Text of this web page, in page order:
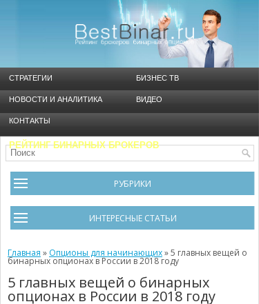
СТРАТЕГИИ БИЗНЕС ТВ
НОВОСТИ И АНАЛИТИКА ВИДЕО
КОНТАКТЫ
РЕЙТИНГ БИНАРНЫХ БРОКЕРОВ
РУБРИКИ
Брокеры
Видео
Инструменты
Общая информация
ИНТЕРЕСНЫЕ СТАТЬИ
Черный список брокеров
Ошибки в бинарном трейдинге
Главная » Опционы для начинающих»5 главных вещей о
бинарных опционах в России в 2018 году
5 главных вещей о бинарных
опционах в России в 2018 году